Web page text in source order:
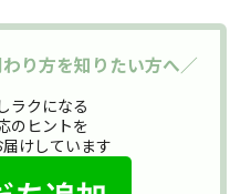
り方を知りたい方へ／
ラクになる
のヒントを
けしています